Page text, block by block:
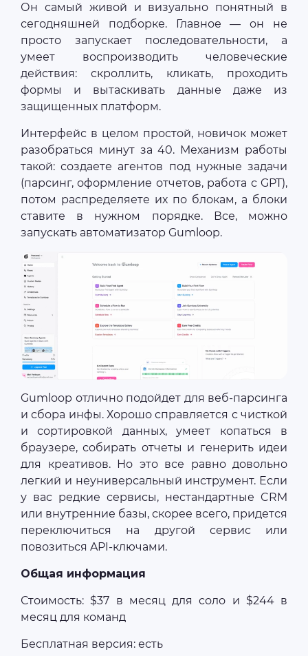
Он самый живой и визуально понятный в
сегодняшней подборке. Главное — он не
просто запускает последовательности, а
умеет воспроизводить человеческие
действия: скроллить, кликать, проходить
формы и вытаскивать данные даже из
защищенных платформ.
Интерфейс в целом простой, новичок может
разобраться минут за 40. Механизм работы
такой: создаете агентов под нужные задачи
(парсинг, оформление отчетов, работа с GPT),
потом распределяете их по блокам, а блоки
ставите в нужном порядке. Все, можно
запускать автоматизатор Gumloop.
Gumloop отлично подойдет для веб-парсинга
и сбора инфы. Хорошо справляется с чисткой
и сортировкой данных, умеет копаться в
браузере, собирать отчеты и генерить идеи
для креативов. Но это все равно довольно
легкий и неуниверсальный инструмент. Если
у вас редкие сервисы, нестандартные CRM
или внутренние базы, скорее всего, придется
переключиться на другой сервис или
повозиться API-ключами.
Общая информация
Стоимость: $37 в месяц для соло и $244 в
месяц для команд
Бесплатная версия: есть